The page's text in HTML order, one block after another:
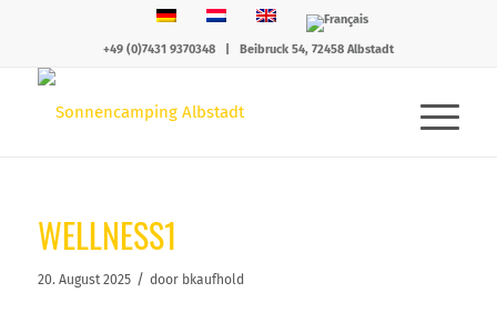
+49 (0)7431 9370348| Beibruck 54, 72458 Albstadt
WELLNESS1
20. August 2025 / door bkaufhold